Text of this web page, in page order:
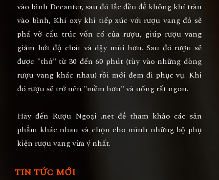
vào bình Decanter, sau đó lắc đều để không khí tràn
vào bình, Khí oxy khi tiếp xúc với rượu vang đỏ sẽ
phá vỡ cấu trúc vốn có của rượu, giúp rượu vang
giảm bớt độ chát và dậy mùi hơn. Sau đó rượu sẽ
được "thở" từ 30 đến 60 phút (tùy vào những dòng
rượu vang khác nhau) rồi mới đem đi phục vụ. Khi
đó rượu sẽ trở nên "mềm hơn" và uống rất ngon.
Hãy đến Rượu Ngoại .net để tham khảo các sản
phẩm khác nhau và chọn cho mình những bộ phụ
kiện rượu vang vừa ý nhất.
TIN TỨC MỚI